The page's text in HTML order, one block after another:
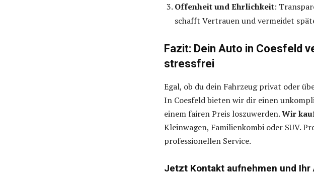
Offenheit und Ehrlichkeit:
schafft Vertrauen und vermeidet
Fazit: Dein Auto in Coesfeld
stressfrei
Egal, ob du dein Fahrzeug privat oder
In Coesfeld bieten wir dir einen
einem fairen Preis loszuwerden.Wir
Kleinwagen, Familienkombi oder SUV.
professionellen Service.
Jetzt Kontakt aufnehmen und